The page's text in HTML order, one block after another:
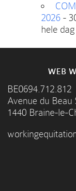
2026 -
hele dag
WEB
BE0694.712.812
Avenue du Beau
1440 Braine-le-